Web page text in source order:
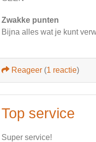
Zwakke punten
Bijna alles wat je kunt
Reageer (1 reactie)
Top service
Super service!